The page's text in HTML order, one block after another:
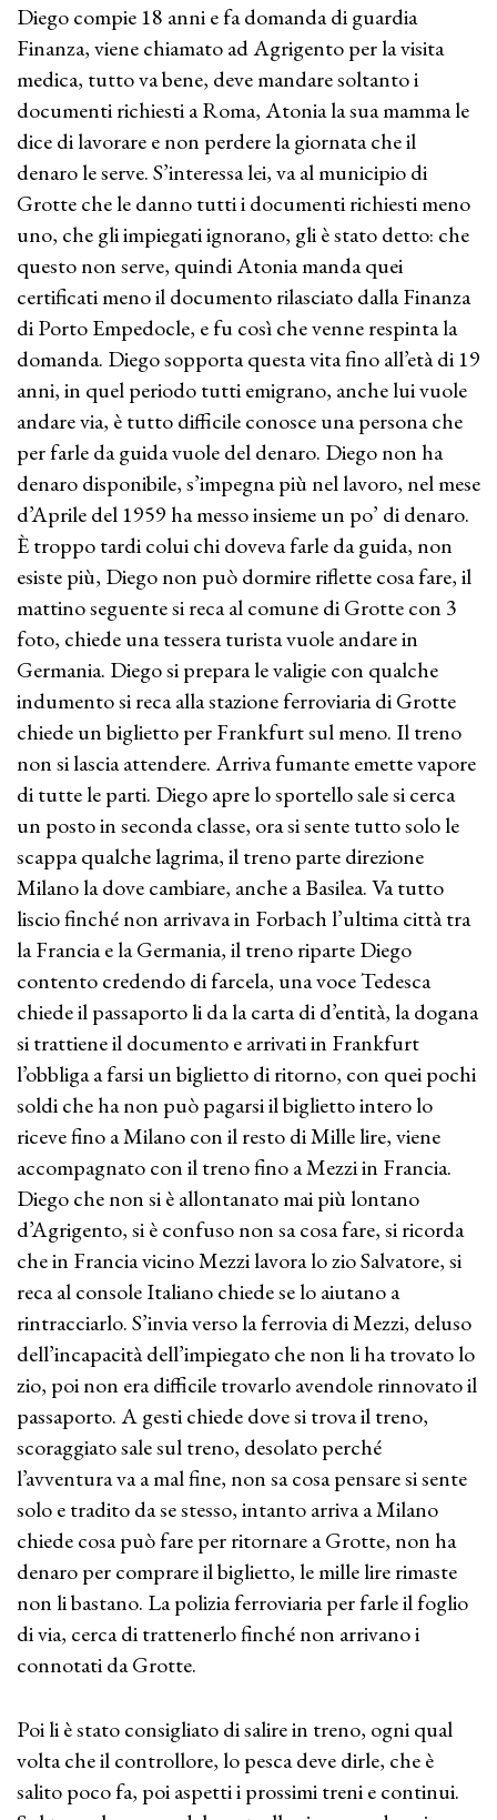
Diego compie 18 anni e fa domanda di guardia
Finanza, viene chiamato ad Agrigento per la visita
medica, tutto va bene, deve mandare soltanto i
documenti richiesti a Roma, Atonia la sua mamma le
dice di lavorare e non perdere la giornata che il
denaro le serve. S’interessa lei, va al municipio di
Grotte che le danno tutti i documenti richiesti meno
uno, che gli impiegati ignorano, gli è stato detto: che
questo non serve, quindi Atonia manda quei
certificati meno il documento rilasciato dalla Finanza
di Porto Empedocle, e fu così che venne respinta la
domanda. Diego sopporta questa vita fino all’età di 19
anni, in quel periodo tutti emigrano, anche lui vuole
andare via, è tutto difficile conosce una persona che
per farle da guida vuole del denaro. Diego non ha
denaro disponibile, s’impegna più nel lavoro, nel mese
d’Aprile del 1959 ha messo insieme un po’ di denaro.
È troppo tardi colui chi doveva farle da guida, non
esiste più, Diego non può dormire riflette cosa fare, il
mattino seguente si reca al comune di Grotte con 3
foto, chiede una tessera turista vuole andare in
Germania. Diego si prepara le valigie con qualche
indumento si reca alla stazione ferroviaria di Grotte
chiede un biglietto per Frankfurt sul meno. Il treno
non si lascia attendere. Arriva fumante emette vapore
di tutte le parti. Diego apre lo sportello sale si cerca
un posto in seconda classe, ora si sente tutto solo le
scappa qualche lagrima, il treno parte direzione
Milano la dove cambiare, anche a Basilea. Va tutto
liscio finché non arrivava in Forbach l’ultima città tra
la Francia e la Germania, il treno riparte Diego
contento credendo di farcela, una voce Tedesca
chiede il passaporto li da la carta di d’entità, la dogana
si trattiene il documento e arrivati in Frankfurt
l’obbliga a farsi un biglietto di ritorno, con quei pochi
soldi che ha non può pagarsi il biglietto intero lo
riceve fino a Milano con il resto di Mille lire, viene
accompagnato con il treno fino a Mezzi in Francia.
Diego che non si è allontanato mai più lontano
d’Agrigento, si è confuso non sa cosa fare, si ricorda
che in Francia vicino Mezzi lavora lo zio Salvatore, si
reca al console Italiano chiede se lo aiutano a
rintracciarlo. S’invia verso la ferrovia di Mezzi, deluso
dell’incapacità dell’impiegato che non li ha trovato lo
zio, poi non era difficile trovarlo avendole rinnovato il
passaporto. A gesti chiede dove si trova il treno,
scoraggiato sale sul treno, desolato perché
l’avventura va a mal fine, non sa cosa pensare si sente
solo e tradito da se stesso, intanto arriva a Milano
chiede cosa può fare per ritornare a Grotte, non ha
denaro per comprare il biglietto, le mille lire rimaste
non li bastano. La polizia ferroviaria per farle il foglio
di via, cerca di trattenerlo finché non arrivano i
connotati da Grotte.
Poi li è stato consigliato di salire in treno, ogni qual
volta che il controllore, lo pesca deve dirle, che è
salito poco fa, poi aspetti i prossimi treni e continui.